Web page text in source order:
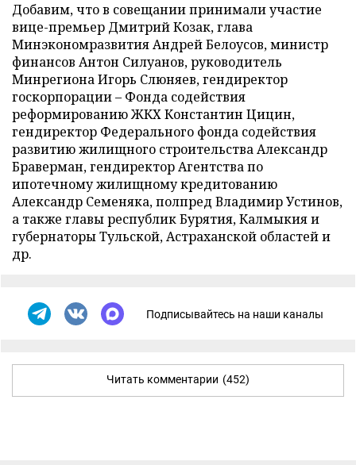
Добавим, что в совещании принимали участие
вице-премьер Дмитрий Козак, глава
Минэкономразвития Андрей Белоусов, министр
финансов Антон Силуанов, руководитель
Минрегиона Игорь Слюняев, гендиректор
госкорпорации – Фонда содействия
реформированию ЖКХ Константин Цицин,
гендиректор Федерального фонда содействия
развитию жилищного строительства Александр
Браверман, гендиректор Агентства по
ипотечному жилищному кредитованию
Александр Семеняка, полпред Владимир Устинов,
а также главы республик Бурятия, Калмыкия и
губернаторы Тульской, Астраханской областей и
др.
Подписывайтесь на наши каналы
Читать комментарии (452)